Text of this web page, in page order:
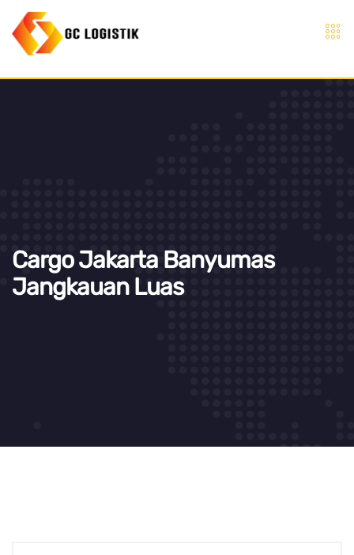
Cargo Jakarta Banyumas
Jangkauan Luas